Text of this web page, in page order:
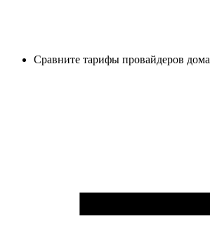
Сравните тарифы провайдеров дома